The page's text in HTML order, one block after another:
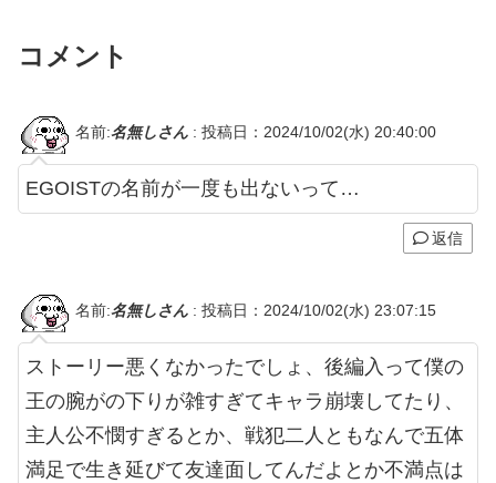
コメント
名前:名無しさん : 投稿日：2024/10/02(水) 20:40:00
EGOISTの名前が一度も出ないって…
返信
名前:名無しさん : 投稿日：2024/10/02(水) 23:07:15
ストーリー悪くなかったでしょ、後編入って僕の
王の腕がの下りが雑すぎてキャラ崩壊してたり、
主人公不憫すぎるとか、戦犯二人ともなんで五体
満足で生き延びて友達面してんだよとか不満点は